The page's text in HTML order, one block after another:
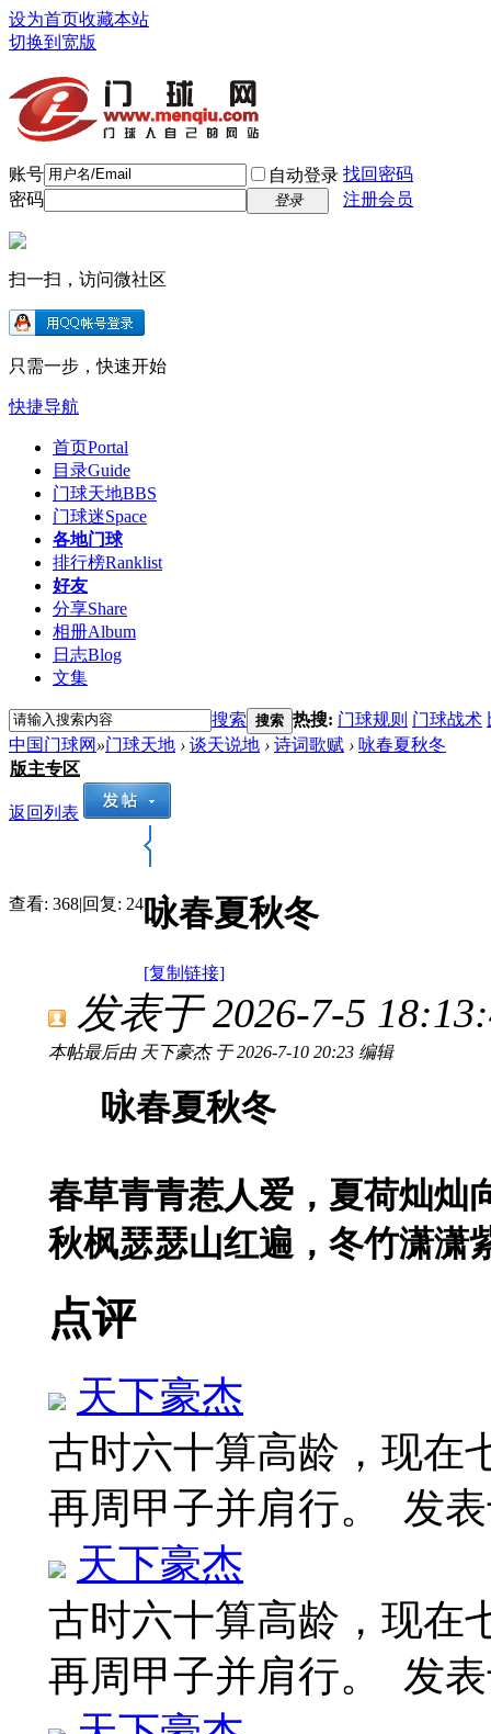
设为首页收藏本站
切换到宽版
账号 自动登录 找回密码
密码
登录 注册会员
扫一扫，访问微社区
只需一步，快速开始
快捷导航
首页Portal
目录Guide
门球天地BBS
门球迷Space
各地门球
排行榜Ranklist
好友
分享Share
相册Album
日志Blog
文集
搜索 搜索 热搜: 门球规则 门球战术
中国门球网 »门球天地 › 谈天说地 › 诗词歌赋 › 咏春夏秋冬
版主专区
返回列表
查看: 368|回复: 24咏春夏秋冬
[复制链接]
发表于 2026-7-5
本帖最后由 天下豪杰 于 2026-7-10 20:23 编辑
咏春夏秋冬
春草青青惹人爱，夏荷灿灿
秋枫瑟瑟山红遍，冬竹潇潇
点评
天下豪杰
古时六十算高龄，现在
再周甲子并肩行。 发
天下豪杰
古时六十算高龄，现在
再周甲子并肩行。 发